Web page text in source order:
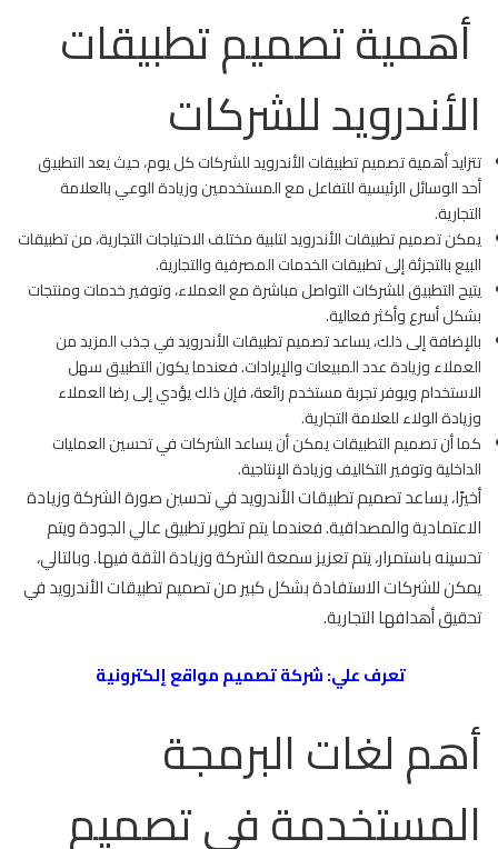
أهمية تصميم تطبيقات
الأندرويد للشركات
تتزايد أهمية تصميم تطبيقات الأندرويد للشركات كل يوم، حيث يعد التطبيق
أحد الوسائل الرئيسية للتفاعل مع المستخدمين وزيادة الوعي بالعلامة
التجارية.
يمكن تصميم تطبيقات الأندرويد لتلبية مختلف الاحتياجات التجارية، من تطبيقات
البيع بالتجزئة إلى تطبيقات الخدمات المصرفية والتجارية.
يتيح التطبيق للشركات التواصل مباشرة مع العملاء، وتوفير خدمات ومنتجات
بشكل أسرع وأكثر فعالية.
بالإضافة إلى ذلك، يساعد تصميم تطبيقات الأندرويد في جذب المزيد من
العملاء وزيادة عدد المبيعات والإيرادات. فعندما يكون التطبيق سهل
الاستخدام ويوفر تجربة مستخدم رائعة، فإن ذلك يؤدي إلى رضا العملاء
وزيادة الولاء للعلامة التجارية.
كما أن تصميم التطبيقات يمكن أن يساعد الشركات في تحسين العمليات
الداخلية وتوفير التكاليف وزيادة الإنتاجية.
أخيرًا، يساعد تصميم تطبيقات الأندرويد في تحسين صورة الشركة وزيادة
الاعتمادية والمصداقية. فعندما يتم تطوير تطبيق عالي الجودة ويتم
تحسينه باستمرار، يتم تعزيز سمعة الشركة وزيادة الثقة فيها. وبالتالي،
يمكن للشركات الاستفادة بشكل كبير من تصميم تطبيقات الأندرويد في
تحقيق أهدافها التجارية.
تعرف علي:شركة تصميم مواقع إلكترونية
أهم لغات البرمجة
المستخدمة في تصميم